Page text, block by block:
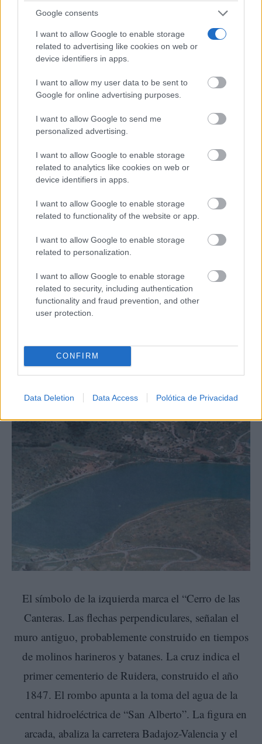
Google consents
I want to allow Google to enable storage
related to advertising like cookies on web or
device identifiers in apps.
I want to allow my user data to be sent to
Google for online advertising purposes.
I want to allow Google to send me
personalized advertising.
I want to allow Google to enable storage
related to analytics like cookies on web or
device identifiers in apps.
I want to allow Google to enable storage
related to functionality of the website or app.
I want to allow Google to enable storage
related to personalization.
I want to allow Google to enable storage
related to security, including authentication
functionality and fraud prevention, and other
user protection.
CONFIRM
Data Deletion Data Access Polótica de Privacidad
sillares del “Cerro de las Canteras” a principios del
“laguna del Rey”, hacia la central hidroeléctrica de
“San Alberto”. En la foto del año 1960-61, se puede
comprobar cómo al construir la toma del agua, (año
1900) por “Sedano y Compañía”, regulada por tres
compuertas, se rompe el legendario muro de cal y
canto de la “Laguna del Rey” y cómo el caudal del
salto o cascada del Hundimiento se encuentra seco.
Finaliza en el siguiente capítulo.
El símbolo de la izquierda marca el “Cerro de las
Canteras. Las flechas perpendiculares, señalan el
muro antiguo, probablemente construido en tiempos
de molinos harineros y batanes. La cruz indica el
primer cementerio de Ruidera, construido el año
1847. El rombo apunta a la toma del agua de la
central hidroeléctrica de “San Alberto”. La figura en
arcada, abaliza la carretera Badajoz-Valencia y el